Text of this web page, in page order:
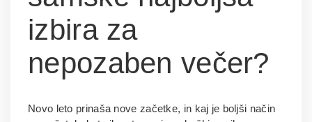
izbira za
nepozaben večer?
Novo leto prinaša nove začetke, in kaj je boljši način